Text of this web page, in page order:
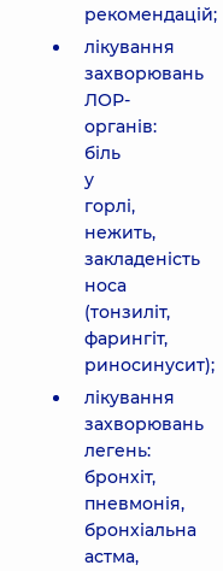
рекомендацій;
лікування
захворювань
ЛОР-
органів:
біль
у
горлі,
нежить,
закладеність
носа
(тонзиліт,
фарингіт,
риносинусит);
лікування
захворювань
легень:
бронхіт,
пневмонія,
бронхіальна
астма,